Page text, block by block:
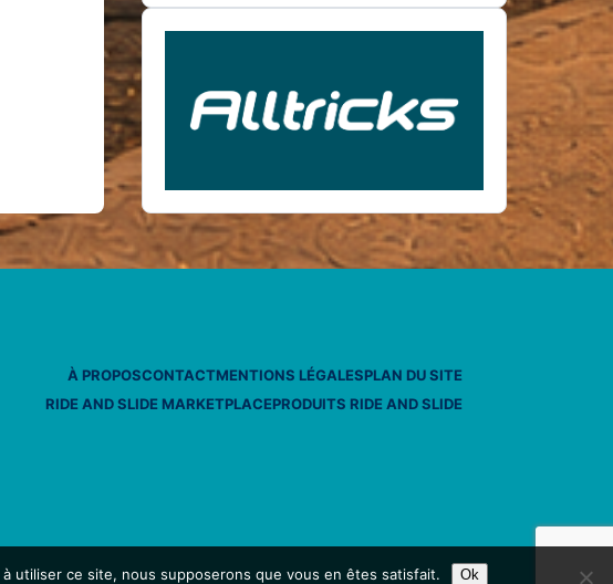
À PROPOSCONTACTMENTIONS LÉGALESPLAN DU SITE
RIDE AND SLIDE MARKETPLACEPRODUITS RIDE AND SLIDE
utiliser ce site, nous supposerons que vous en êtes satisfait. Ok